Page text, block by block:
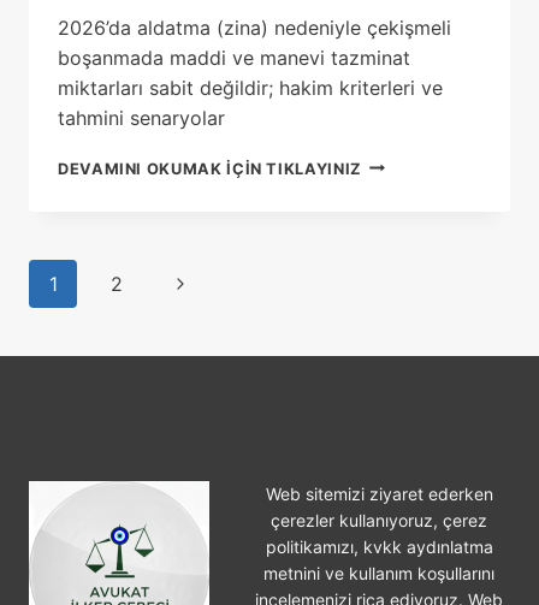
2026’da aldatma (zina) nedeniyle çekişmeli
boşanmada maddi ve manevi tazminat
miktarları sabit değildir; hakim kriterleri ve
tahmini senaryolar
DEVAMINI OKUMAK IÇIN TIKLAYINIZ 2026
KADAR?
Page
navigation
1 2
Next
Web sitemizi ziyaret ederken
çerezler kullanıyoruz, çerez
politikamızı, kvkk aydınlatma
metnini ve kullanım koşullarını
incelemenizi rica ediyoruz. Web